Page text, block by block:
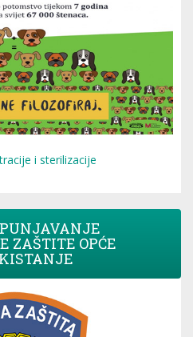
i sterilizacije
ZAŠTITE OPĆE